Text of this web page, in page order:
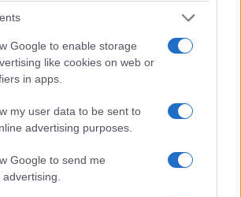
Google to enable storage
like cookies on web or
in apps.
my user data to be sent to
advertising purposes.
Google to send me
alla recente riforma della
probabilmente ricordato
secoli dopo, per ogni
è persino più semplice: se fa,